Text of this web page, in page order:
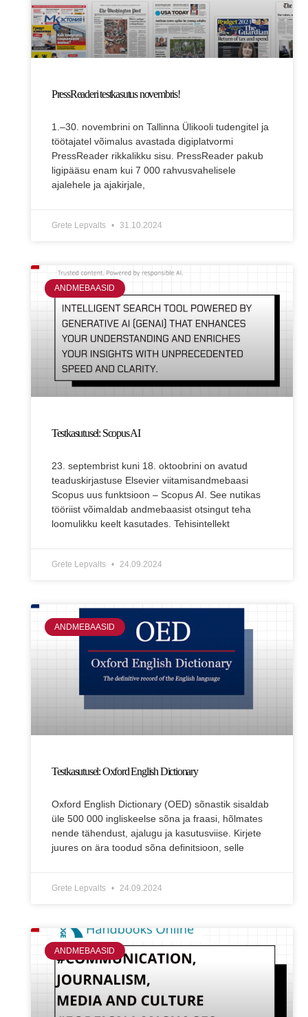
PressReaderi testkasutus novembris!
1.–30. novembrini on Tallinna Ülikooli tudengitel ja
töötajatel võimalus avastada digiplatvormi
PressReader rikkalikku sisu. PressReader pakub
ligipääsu enam kui 7 000 rahvusvahelisele
ajalehele ja ajakirjale,
Grete Lepvalts 31.10.2024
ANDMEBAASID
Testkasutusel: Scopus AI
23. septembrist kuni 18. oktoobrini on avatud
teaduskirjastuse Elsevier viitamisandmebaasi
Scopus uus funktsioon – Scopus AI. See nutikas
tööriist võimaldab andmebaasist otsingut teha
loomulikku keelt kasutades. Tehisintellekt
Grete Lepvalts 24.09.2024
ANDMEBAASID
Testkasutusel: Oxford English Dictionary
Oxford English Dictionary (OED) sõnastik sisaldab
üle 500 000 ingliskeelse sõna ja fraasi, hõlmates
nende tähendust, ajalugu ja kasutusviise. Kirjete
juures on ära toodud sõna definitsioon, selle
Grete Lepvalts 24.09.2024
ANDMEBAASID